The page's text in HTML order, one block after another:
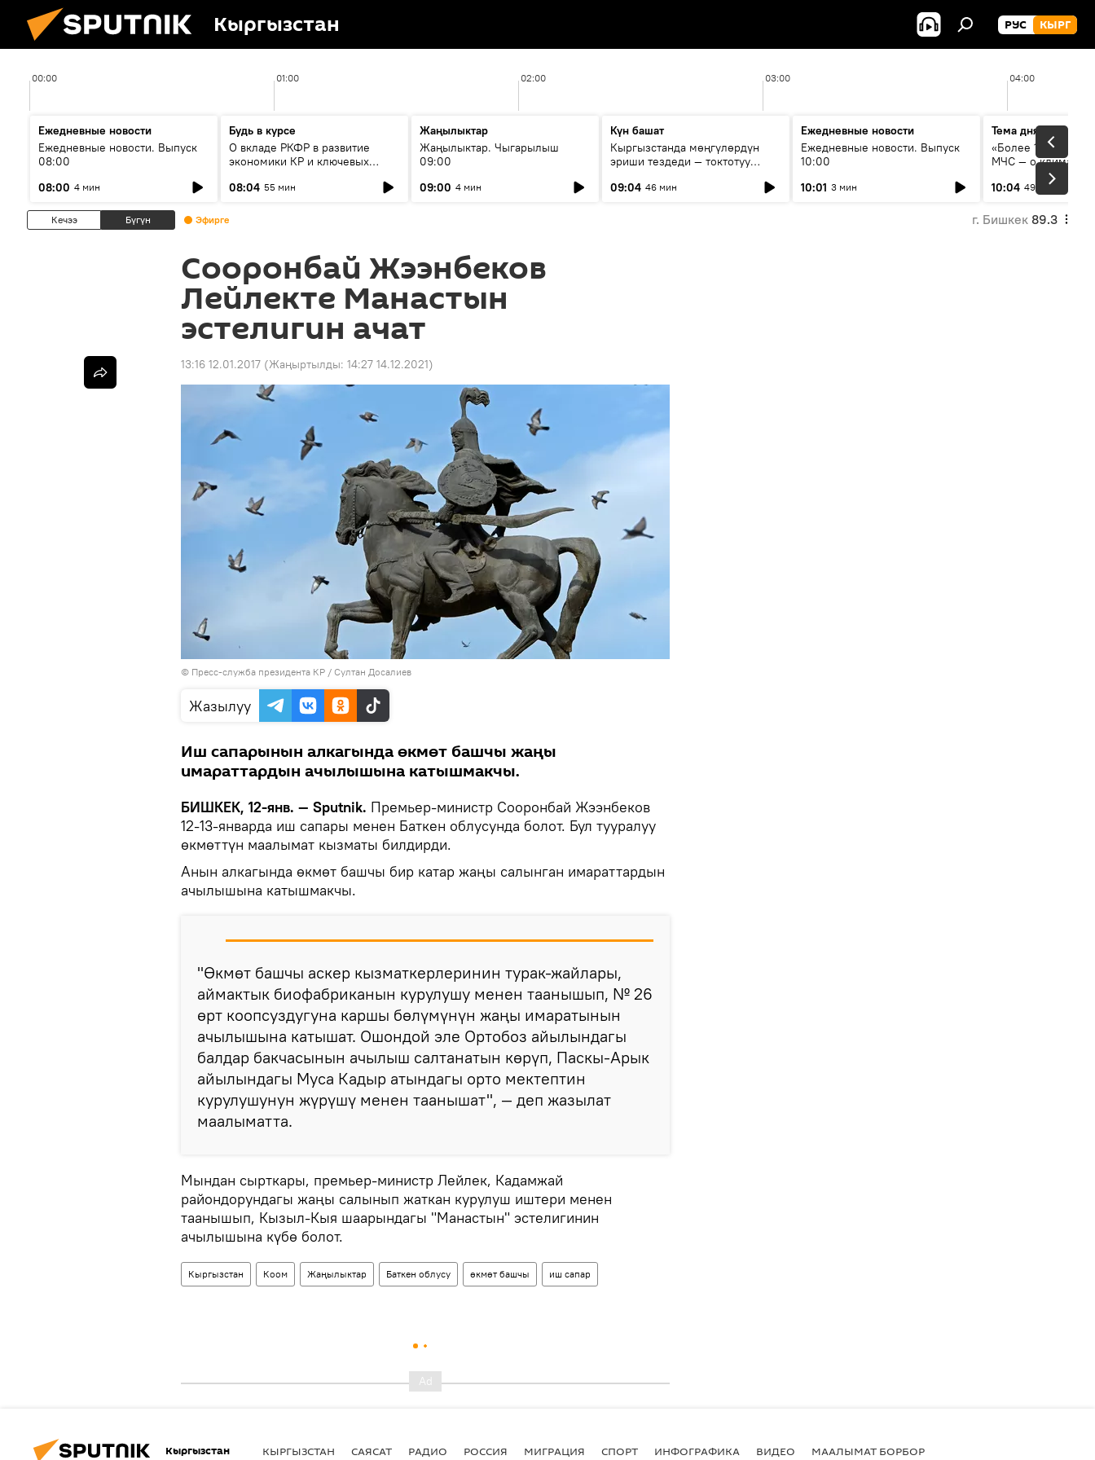
Кыргызстан РУС КЫРГ
00:00 01:00 02:00 03:00 04:00
Ежедневные новости
Ежедневные новости. Выпуск
08:00
08:00 4 мин
Будь в курсе
О вкладе РКФР в развитие
экономики КР и ключевых
08:04 55 мин
Жаңылыктар
Жаңылыктар. Чыгарылыш
09:00
09:00 4 мин
Күн башат
Кыргызстанда мөңгүлөрдүн
эриши тездеди — токтотуу
09:04 46 мин
Ежедневные новости
Ежедневные новости. Выпуск
10:00
10:01 3 мин
Тема дня
«Более 1200 сёл в
МЧС — о климате,
системе
населения
10:04 49 мин
Кечээ Бүгүн Эфирге г. Бишкек 89.3
Сооронбай Жээнбеков
Лейлекте Манастын
эстелигин ачат
13:16 12.01.2017 (Жаңыртылды: 14:27 14.12.2021)
© Пресс-служба президента КР / Султан Досалиев
Жазылуу
Иш сапарынын алкагында өкмөт башчы жаңы
имараттардын ачылышына катышмакчы.
БИШКЕК, 12-янв. — Sputnik. Премьер-министр Сооронбай Жээнбеков
12-13-январда иш сапары менен Баткен облусунда болот. Бул тууралуу
өкмөттүн маалымат кызматы билдирди.
Анын алкагында өкмөт башчы бир катар жаңы салынган имараттардын
ачылышына катышмакчы.
"Өкмөт башчы аскер кызматкерлеринин турак-жайлары,
аймактык биофабриканын курулушу менен таанышып, № 26
өрт коопсуздугуна каршы бөлүмүнүн жаңы имаратынын
ачылышына катышат. Ошондой эле Ортобоз айылындагы
балдар бакчасынын ачылыш салтанатын көрүп, Паскы-Арык
айылындагы Муса Кадыр атындагы орто мектептин
курулушунун жүрүшү менен таанышат", — деп жазылат
маалыматта.
Мындан сырткары, премьер-министр Лейлек, Кадамжай
райондорундагы жаңы салынып жаткан курулуш иштери менен
таанышып, Кызыл-Кыя шаарындагы "Манастын" эстелигинин
ачылышына күбө болот.
Кыргызстан Коом Жаңылыктар Баткен облусу өкмөт башчы иш сапар
Кыргызстан КЫРГЫЗСТАН САЯСАТ РАДИО РОССИЯ МИГРАЦИЯ СПОРТ ИНФОГРАФИКА ВИДЕО МААЛЫМАТ БОРБОР